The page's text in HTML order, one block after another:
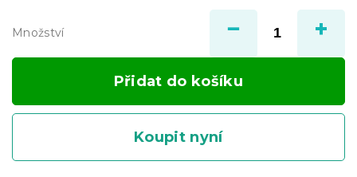
Množství
Přidat do košíku
Koupit nyní